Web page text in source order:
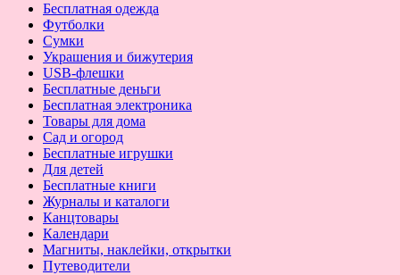
Бесплатная одежда
Футболки
Сумки
Украшения и бижутерия
USB-флешки
Бесплатные деньги
Бесплатная электроника
Товары для дома
Сад и огород
Бесплатные игрушки
Для детей
Бесплатные книги
Журналы и каталоги
Канцтовары
Календари
Магниты, наклейки, открытки
Путеводители